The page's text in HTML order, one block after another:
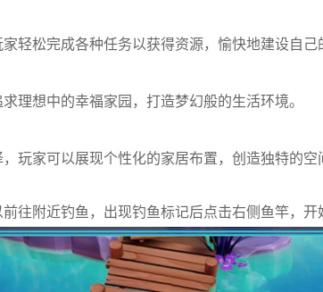
轻松完成各种任务以获得资源，愉快地建设自己
理想中的幸福家园，打造梦幻般的生活环境。
玩家可以展现个性化的家居布置，创造独特的空
往附近钓鱼，出现钓鱼标记后点击右侧鱼竿，开